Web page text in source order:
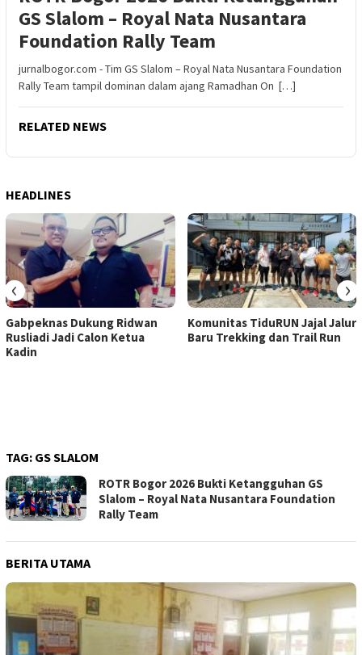
GS Slalom – Royal Nata Nusantara
Foundation Rally Team
jurnalbogor.com - Tim GS Slalom – Royal Nata Nusantara Foundation
Rally Team tampil dominan dalam ajang Ramadhan On […]
RELATED NEWS
HEADLINES
Gabpeknas Dukung Ridwan
Rusliadi Jadi Calon Ketua
Kadin
Komunitas TiduRUN Jajal Jalur
Baru Trekking dan Trail Run
‹ ›
TAG: GS SLALOM
ROTR Bogor 2026 Bukti Ketangguhan GS
Slalom – Royal Nata Nusantara Foundation
Rally Team
BERITA UTAMA